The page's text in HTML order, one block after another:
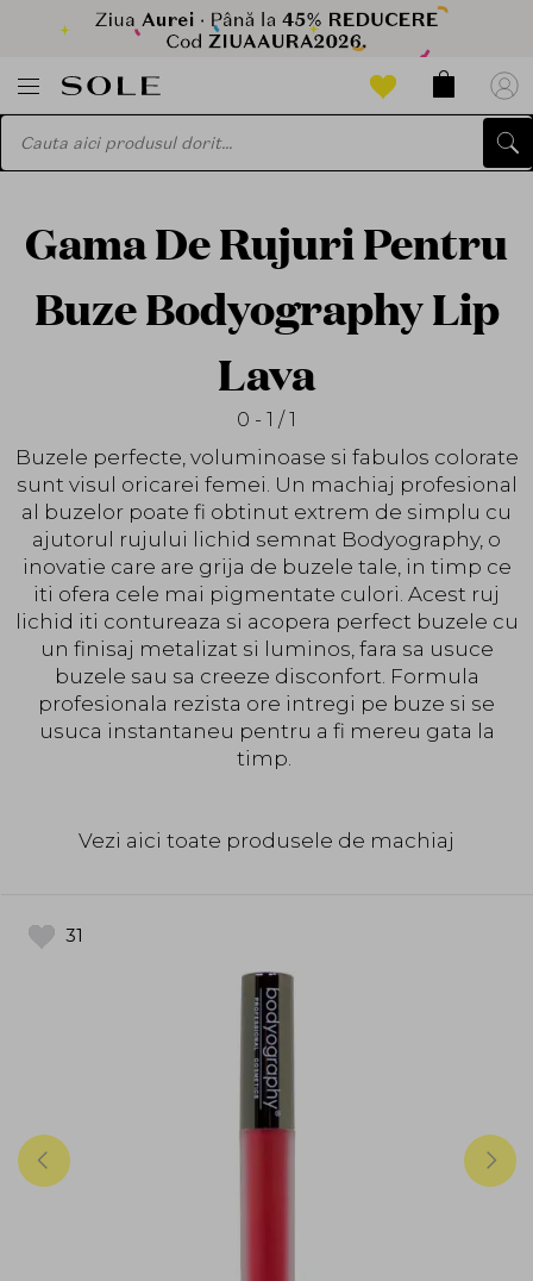
Gama De Rujuri Pentru
Buze Bodyography Lip
Lava
0 - 1 / 1
Buzele perfecte, voluminoase si fabulos colorate
sunt visul oricarei femei. Un machiaj profesional
al buzelor poate fi obtinut extrem de simplu cu
ajutorul rujului lichid semnat Bodyography, o
inovatie care are grija de buzele tale, in timp ce
iti ofera cele mai pigmentate culori. Acest ruj
lichid iti contureaza si acopera perfect buzele cu
un finisaj metalizat si luminos, fara sa usuce
buzele sau sa creeze disconfort. Formula
profesionala rezista ore intregi pe buze si se
usuca instantaneu pentru a fi mereu gata la
timp.
Vezi aici toate produsele de machiaj
31